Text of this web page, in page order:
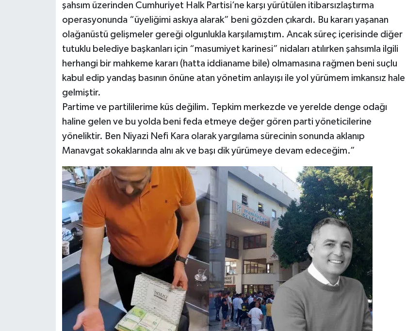
şahsım üzerinden Cumhuriyet Halk Partisi’ne karşı yürütülen itibarsızlaştırma
operasyonunda “üyeliğimi askıya alarak” beni gözden çıkardı. Bu kararı yaşanan
olağanüstü gelişmeler gereği olgunlukla karşılamıştım. Ancak süreç içerisinde diğer
tutuklu belediye başkanları için “masumiyet karinesi” nidaları atılırken şahsımla ilgili
herhangi bir mahkeme kararı (hatta iddianame bile) olmamasına rağmen beni suçlu
kabul edip yandaş basının önüne atan yönetim anlayışı ile yol yürümem imkansız hale
gelmiştir.
Partime ve partililerime küs değilim. Tepkim merkezde ve yerelde denge odağı
haline gelen ve bu yolda beni feda etmeye değer gören parti yöneticilerine
yöneliktir. Ben Niyazi Nefi Kara olarak yargılama sürecinin sonunda aklanıp
Manavgat sokaklarında alnı ak ve başı dik yürümeye devam edeceğim.”